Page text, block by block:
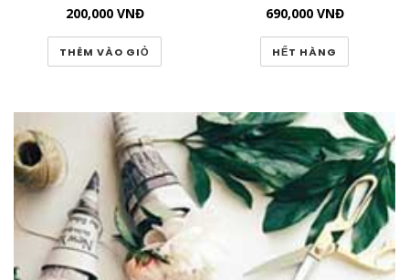
200,000 VNĐ
THÊM VÀO GIỎ
690,000 VNĐ
HẾT HÀNG